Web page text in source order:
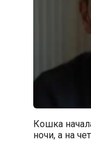
Кошка
ночи, а на